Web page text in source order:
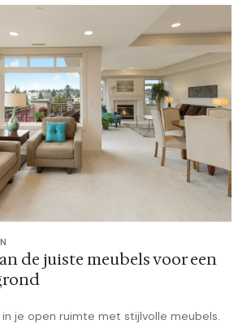
de juiste meubels voor een
je open ruimte met stijlvolle meubels.